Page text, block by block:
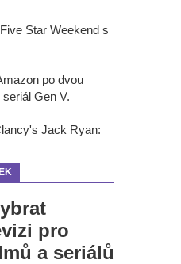
Star Weekend s
po dvou
Gen V.
Jack Ryan:
pro
a seriálů